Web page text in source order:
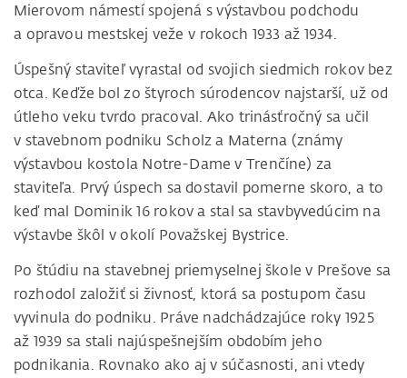
Mierovom námestí spojená s výstavbou podchodu
a opravou mestskej veže v rokoch 1933 až 1934.
Úspešný staviteľ vyrastal od svojich siedmich rokov bez
otca. Keďže bol zo štyroch súrodencov najstarší, už od
útleho veku tvrdo pracoval. Ako trinásťročný sa učil
v stavebnom podniku Scholz a Materna (známy
výstavbou kostola Notre-Dame v Trenčíne) za
staviteľa. Prvý úspech sa dostavil pomerne skoro, a to
keď mal Dominik 16 rokov a stal sa stavbyvedúcim na
výstavbe škôl v okolí Považskej Bystrice.
Po štúdiu na stavebnej priemyselnej škole v Prešove sa
rozhodol založiť si živnosť, ktorá sa postupom času
vyvinula do podniku. Práve nadchádzajúce roky 1925
až 1939 sa stali najúspešnejším obdobím jeho
podnikania. Rovnako ako aj v súčasnosti, ani vtedy